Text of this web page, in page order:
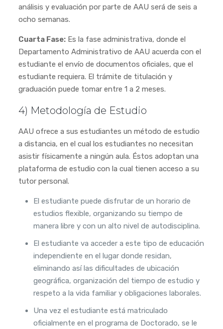
análisis y evaluación por parte de AAU será de seis a
ocho semanas.
Cuarta Fase:Es la fase administrativa, donde el
Departamento Administrativo de AAU acuerda con el
estudiante el envío de documentos oficiales, que el
estudiante requiera. El trámite de titulación y
graduación puede tomar entre 1 a 2 meses.
4) Metodología de Estudio
AAU ofrece a sus estudiantes un método de estudio
a distancia, en el cual los estudiantes no necesitan
asistir físicamente a ningún aula. Éstos adoptan una
plataforma de estudio con la cual tienen acceso a su
tutor personal.
El estudiante puede disfrutar de un horario de
estudios flexible, organizando su tiempo de
manera libre y con un alto nivel de autodisciplina.
El estudiante va acceder a este tipo de educación
independiente en el lugar donde residan,
eliminando así las dificultades de ubicación
geográfica, organización del tiempo de estudio y
respeto a la vida familiar y obligaciones laborales.
Una vez el estudiante está matriculado
oficialmente en el programa de Doctorado, se le